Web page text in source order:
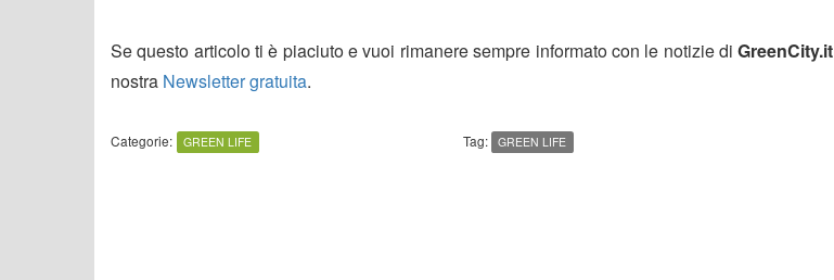
Se questo articolo ti è piaciuto e vuoi rimanere sempre informato con le notizie diGreenCity.it
nostra Newsletter gratuita.
Categorie: GREEN LIFE Tag: GREEN LIFE